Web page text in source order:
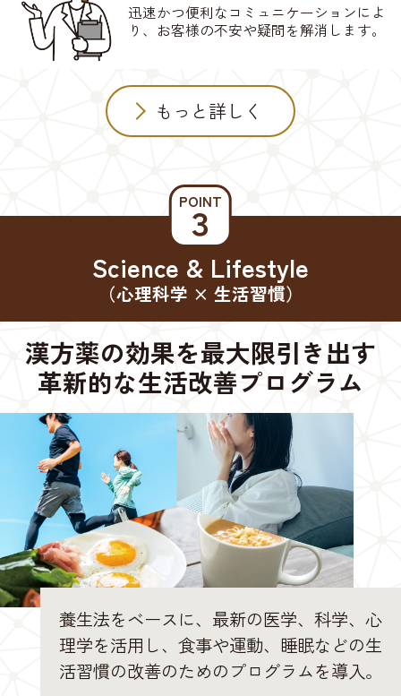
迅速かつ便利なコミュニケーションによ
り、お客様の不安や疑問を解消します。
もっと詳しく
POINT
３
Science & Lifestyle
（心理科学 × 生活習慣）
漢方薬の効果を最大限引き出す
革新的な生活改善プログラム
養生法をベースに、最新の医学、科学、心
理学を活用し、食事や運動、睡眠などの生
活習慣の改善のためのプログラムを導入。